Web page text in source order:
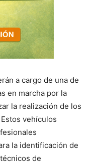
a cargo de una de
en marcha por la
la realización de los
vehículos
la identificación de
de